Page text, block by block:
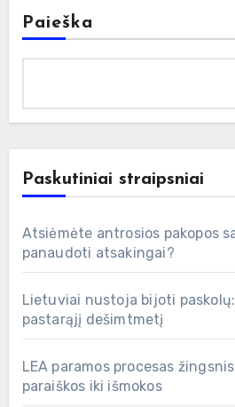
Paieška
Paskutiniai straipsniai
Atsiėmėte antrosios pakopos
panaudoti atsakingai?
Lietuviai nustoja bijoti
pastarąjį dešimtmetį
LEA paramos procesas
paraiškos iki išmokos